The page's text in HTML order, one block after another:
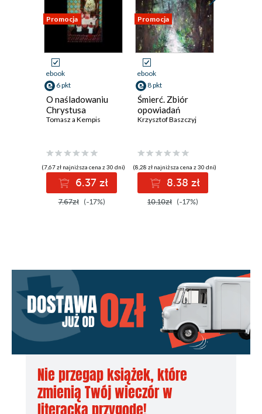
Promocja
ebook
6 pkt
O naśladowaniu
Chrystusa
Tomasz a Kempis
(7,67 zł najniższa cena z 30 dni)
6.37 zł
7.67zł (-17%)
Promocja
ebook
8 pkt
Śmierć. Zbiór
opowiadań
Krzysztof Baszczyj
(8,28 zł najniższa cena z 30 dni)
8.38 zł
10.10zł (-17%)
Nie przegap książek, które
zmienią Twój wieczór w
literacką przygodę!